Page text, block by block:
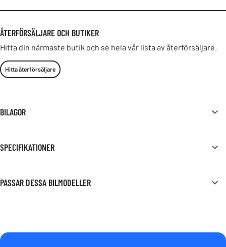
ÅTERFÖRSÄLJARE OCH BUTIKER
Hitta din närmaste butik och se hela vår lista av återförsäljare.
Hitta återförsäljare
BILAGOR
SPECIFIKATIONER
PASSAR DESSA BILMODELLER